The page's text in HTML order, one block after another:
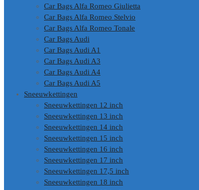
Car Bags Alfa Romeo Giulietta
Car Bags Alfa Romeo Stelvio
Car Bags Alfa Romeo Tonale
Car Bags Audi
Car Bags Audi A1
Car Bags Audi A3
Car Bags Audi A4
Car Bags Audi A5
Sneeuwkettingen
Sneeuwkettingen 12 inch
Sneeuwkettingen 13 inch
Sneeuwkettingen 14 inch
Sneeuwkettingen 15 inch
Sneeuwkettingen 16 inch
Sneeuwkettingen 17 inch
Sneeuwkettingen 17,5 inch
Sneeuwkettingen 18 inch